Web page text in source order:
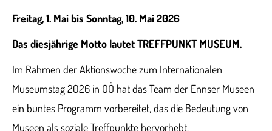
Freitag, 1. Mai bis Sonntag, 10. Mai 2026
Das diesjährige Motto lautet TREFFPUNKT MUSEUM.
Im Rahmen der Aktionswoche zum Internationalen
Museumstag 2026 in OÖ hat das Team der Ennser Museen
ein buntes Programm vorbereitet, das die Bedeutung von
Museen als soziale Treffpunkte hervorhebt.